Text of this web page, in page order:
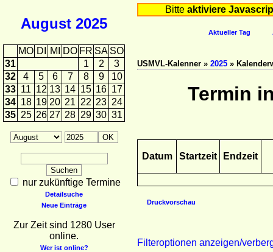
August 2025
MO DI MI DO FR SA SO
31
1 2
3
32
4 5 6 7 8 9
10
33 11 12 13 14 15 16 17
34 18 19 20 21 22 23 24
35 25 26 27 28 29 30 31
nur zukünftige Termine
Detailsuche
Neue Einträge
Zur Zeit sind 1280 User
online.
Wer ist online?
Bitte aktiviere
Aktueller Tag
USMVL-Kalenner » 2025 »
Termin
Datum Startzeit Endzeit
Druckvorschau
Filteroptionen anzeigen/